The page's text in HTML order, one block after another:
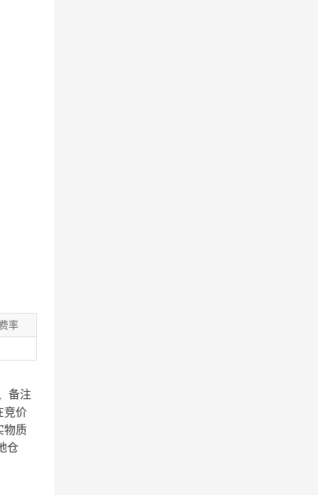
率
备注
竞价
物质
仓